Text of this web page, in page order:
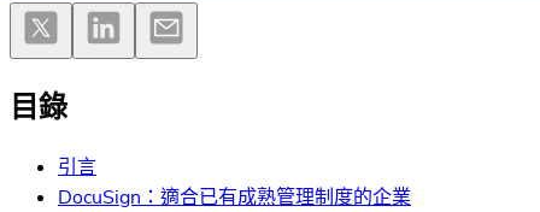
目錄
引言
DocuSign：適合已有成熟管理制度的企業